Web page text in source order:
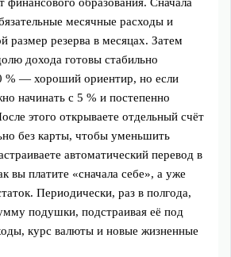
месячные расходы и
размер резерва в месяцах. Затем
дохода готовы стабильно
% — хороший ориентир, но если
начинать с 5 % и постепенно
этого открываете отдельный счёт
без карты, чтобы уменьшить
автоматический перевод в
вы платите «сначала себе», а уже
Периодически, раз в полгода,
подушки, подстраивая её под
курс валюты и новые жизненные